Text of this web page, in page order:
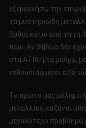
εξερευνήσω την
τα μυστηριώδη
βαθιά κάτω από τη γη,
πάω. Αν βέβαια δεν
στα ΑΤΙΑ ή τα μαύρα,
ενθουσιασμένοι από
Το πρώτο μας μέλημα
μεταλλικά καζάνια
μεγαλύτερο πρόβλημά